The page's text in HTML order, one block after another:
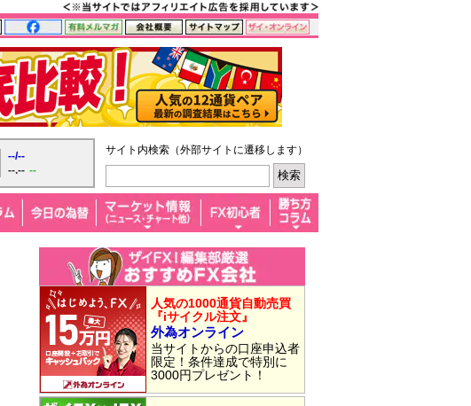
--/--
--.-- --
サイト内検索（外部サイトに遷移します）
人気の1000通貨自動売買
『iサイクル注文』
外為オンライン
当サイトからの口座申込者
限定！条件達成で特別に
3000円プレゼント！